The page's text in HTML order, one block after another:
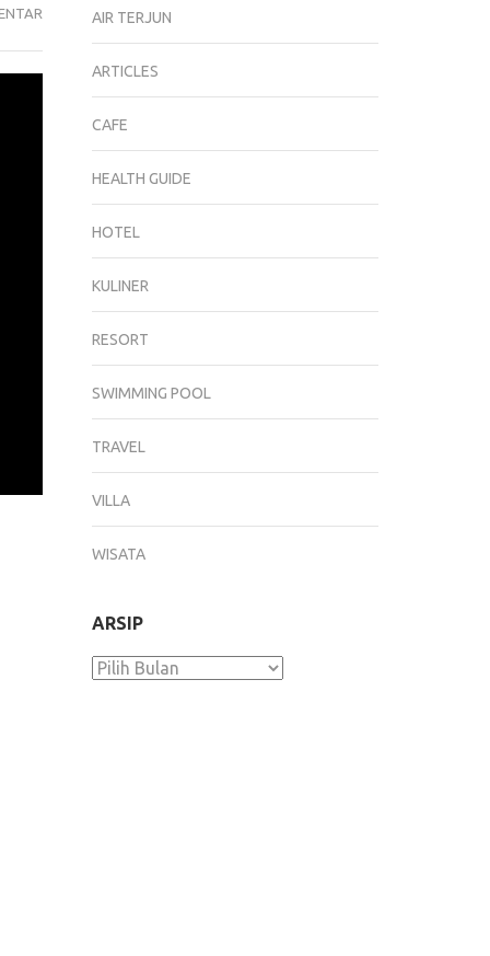
PADA
AIR TERJUN
ARTICLES
CAFE
HEALTH GUIDE
HOTEL
KULINER
RESORT
SWIMMING POOL
TRAVEL
VILLA
WISATA
ARSIP
Arsip